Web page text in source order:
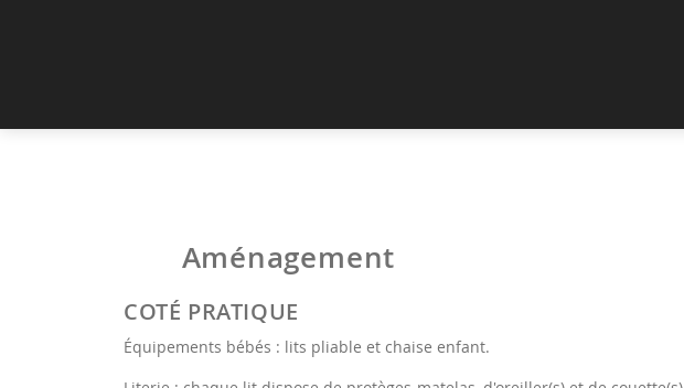
Aménagement
COTÉ PRATIQUE
Équipements bébés : lits pliable et chaise enfant.